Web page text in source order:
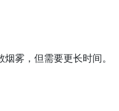
雾，但需要更长时间。